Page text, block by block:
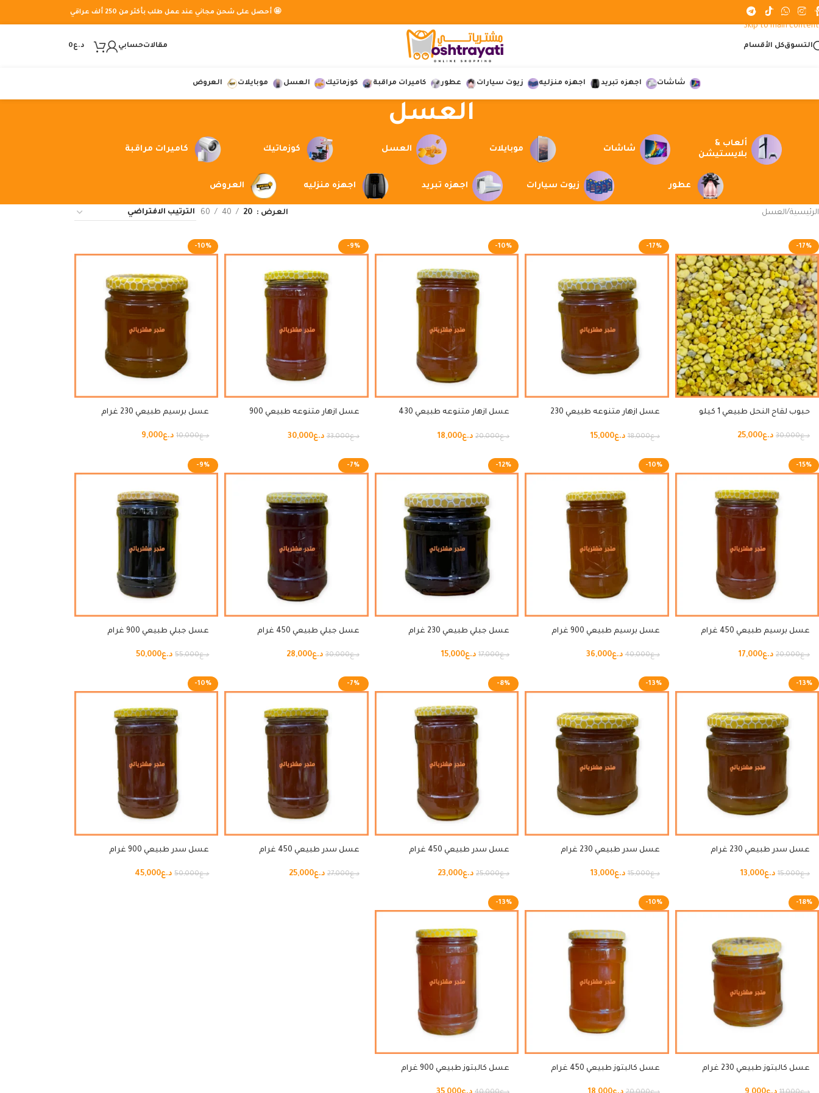
Skip to navigation
Skip to main content
🤩 أحصل على شحن مجاني عند عمل طلب بأكثر من 250 ألف عراقي
التسوقكل الأقسام مقالاتحسابي د.ع0
شاشات اجهزه تبريد اجهزه منزليه زيوت سيارات عطور كاميرات مراقبة كوزماتيك العسل موبايلات العروض
العسل
ألعاب &
بلايستيشن
شاشات موبايلات العسل كوزماتيك كاميرات مراقبة
عطور زيوت سيارات اجهزه تبريد اجهزه منزليه العروض
الرئيسية العسل العرض 20
40
60
-17%
حبوب لقاح النحل طبيعي 1 كيلو
د.ع30,000 د.ع25,000
-17%
عسل ازهار متنوعه طبيعي 230
د.ع18,000 د.ع15,000
-10%
عسل ازهار متنوعه طبيعي 430
د.ع20,000 د.ع18,000
-9%
عسل ازهار متنوعه طبيعي 900
د.ع33,000 د.ع30,000
-10%
عسل برسيم طبيعي 230 غرام
د.ع10,000 د.ع9,000
-15%
عسل برسيم طبيعي 450 غرام
د.ع20,000 د.ع17,000
-10%
عسل برسيم طبيعي 900 غرام
د.ع40,000 د.ع36,000
-12%
عسل جبلي طبيعي 230 غرام
د.ع17,000 د.ع15,000
-7%
عسل جبلي طبيعي 450 غرام
د.ع30,000 د.ع28,000
-9%
عسل جبلي طبيعي 900 غرام
د.ع55,000 د.ع50,000
-13%
عسل سدر طبيعي 230 غرام
د.ع15,000 د.ع13,000
-13%
عسل سدر طبيعي 230 غرام
د.ع15,000 د.ع13,000
-8%
عسل سدر طبيعي 450 غرام
د.ع25,000 د.ع23,000
-7%
عسل سدر طبيعي 450 غرام
د.ع27,000 د.ع25,000
-10%
عسل سدر طبيعي 900 غرام
د.ع50,000 د.ع45,000
-18%
عسل كالبتوز طبيعي 230 غرام
-10%
عسل كالبتوز طبيعي 450 غرام
-13%
عسل كالبتوز طبيعي 900 غرام